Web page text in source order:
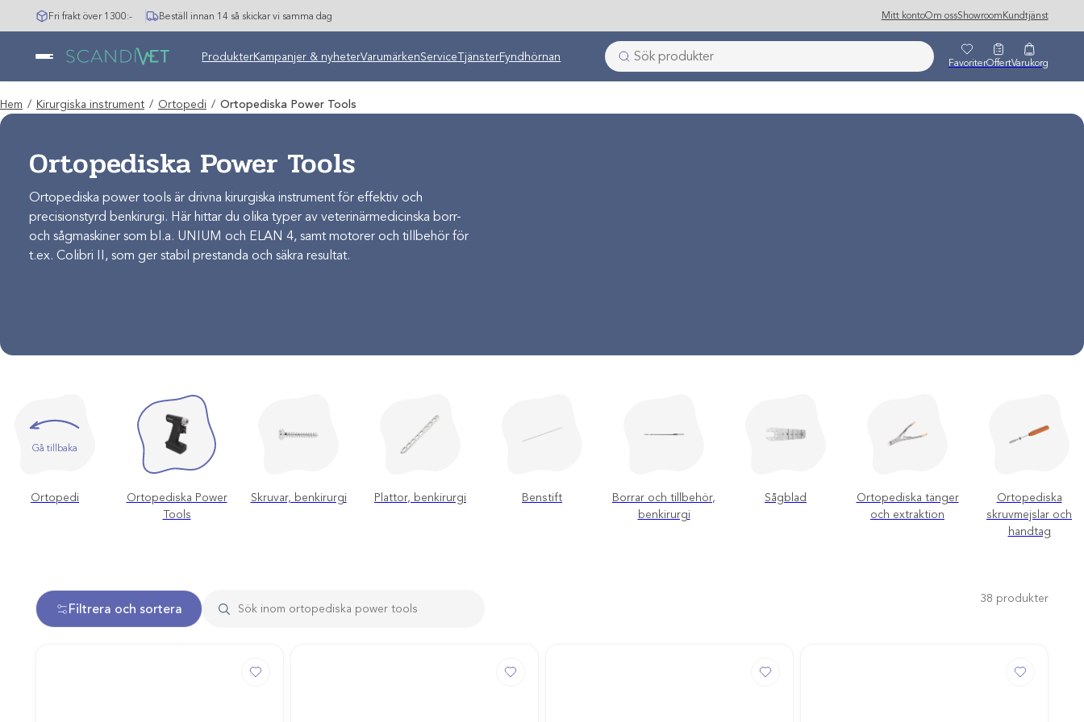
Hoppa
till
Fri frakt över 1300:- Beställ innan 14 så skickar vi samma dag Mitt kontoOm ossShowroom Kundtjänst
ProdukterKampanjer & nyheterVarumärkenServiceTjänsterFyndhörnan FavoriterOffertVarukorg
Hem / Kirurgiska instrument / Ortopedi / Ortopediska Power Tools
Ortopediska Power Tools
Ortopediska power tools är drivna kirurgiska instrument för effektiv och
precisionstyrd benkirurgi. Här hittar du olika typer av veterinärmedicinska borr-
och sågmaskiner som bl.a. UNIUM och ELAN 4, samt motorer och tillbehör för
t.ex. Colibri II, som ger stabil prestanda och säkra resultat.
Gå tillbaka
Ortopedi
Ortopediska Power
Tools
Skruvar, benkirurgi Plattor, benkirurgi Benstift
Borrar och tillbehör,
benkirurgi
Sågblad
Ortopediska tänger
och extraktion
Ortopediska
skruvmejslar och
handtag
Filtrera och sortera
38 produkter